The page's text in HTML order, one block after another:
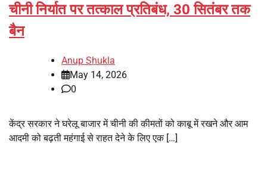
चीनी निर्यात पर तत्काल प्रतिबंध, 30 सितंबर तक
बैन
Anup Shukla
May 14, 2026
0
केंद्र सरकार ने घरेलू बाजार में चीनी की कीमतों को काबू में रखने और आम
आदमी को बढ़ती महंगाई से राहत देने के लिए एक […]